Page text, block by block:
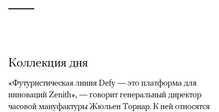
Коллекция дня
«Футуристическая линия Defy — это платформа для
инноваций Zenith», — говорит генеральный директор
часовой мануфактуры Жюльен Торнар. К ней относятся